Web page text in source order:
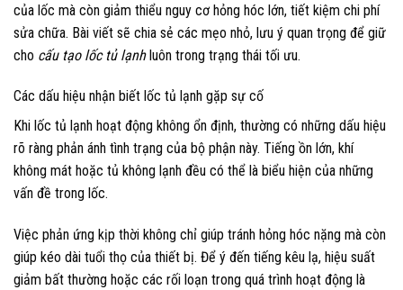
của lốc mà còn giảm thiểu nguy cơ hỏng hóc lớn, tiết kiệm chi phí
sửa chữa. Bài viết sẽ chia sẻ các mẹo nhỏ, lưu ý quan trọng để giữ
cho cấu tạo lốc tủ lạnhluôn trong trạng thái tối ưu.
Các dấu hiệu nhận biết lốc tủ lạnh gặp sự cố
Khi lốc tủ lạnh hoạt động không ổn định, thường có những dấu hiệu
rõ ràng phản ánh tình trạng của bộ phận này. Tiếng ồn lớn, khí
không mát hoặc tủ không lạnh đều có thể là biểu hiện của những
vấn đề trong lốc.
Việc phản ứng kịp thời không chỉ giúp tránh hỏng hóc nặng mà còn
giúp kéo dài tuổi thọ của thiết bị. Để ý đến tiếng kêu lạ, hiệu suất
giảm bất thường hoặc các rối loạn trong quá trình hoạt động là